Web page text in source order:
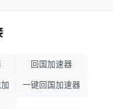
回国加速器
一键回国加速器